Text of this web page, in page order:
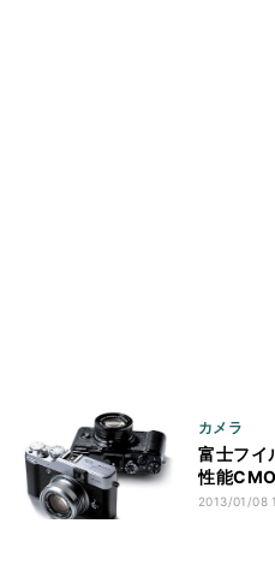
カメラ
富士フイ
性能
2013/01/08